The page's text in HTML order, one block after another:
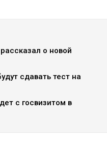
о новой
сдавать тест на
с госвизитом в